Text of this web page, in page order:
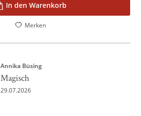
In den Warenkorb
Merken
Annika Büsing
Magisch
29.07.2026